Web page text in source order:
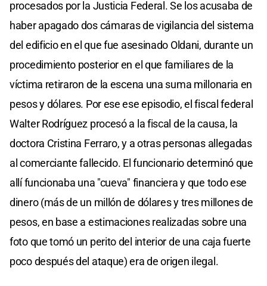
procesados por la Justicia Federal. Se los acusaba de
haber apagado dos cámaras de vigilancia del sistema
del edificio en el que fue asesinado Oldani, durante un
procedimiento posterior en el que familiares de la
víctima retiraron de la escena una suma millonaria en
pesos y dólares. Por ese ese episodio, el fiscal federal
Walter Rodríguez procesó a la fiscal de la causa, la
doctora Cristina Ferraro, y a otras personas allegadas
al comerciante fallecido. El funcionario determinó que
allí funcionaba una "cueva" financiera y que todo ese
dinero (más de un millón de dólares y tres millones de
pesos, en base a estimaciones realizadas sobre una
foto que tomó un perito del interior de una caja fuerte
poco después del ataque) era de origen ilegal.